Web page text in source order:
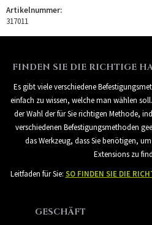
Artikelnummer:
317011
FINDEN SIE DIE RICHTIGE
Es gibt viele verschiedene
einfach zu wissen, welche man wählen
der Wahl der für Sie richtigen Methode,
verschiedenen Befestigungsmethoden
das Werkzeug, dass Sie benötigen,
Extensions zu
Leitfaden für Sie: SO FINDEN SIE DIE
GESCHÄFT